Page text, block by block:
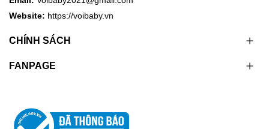
Website: https://voibaby.vn
CHÍNH SÁCH
FANPAGE